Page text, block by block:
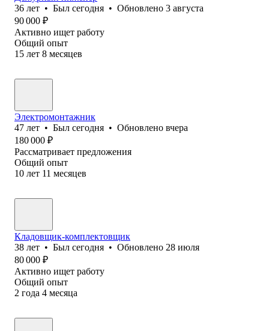
36 лет • Был сегодня • Обновлено 3 августа
90 000 ₽
Активно ищет работу
Общий опыт
15 лет 8 месяцев
Электромонтажник
47 лет • Был сегодня • Обновлено вчера
180 000 ₽
Рассматривает предложения
Общий опыт
10 лет 11 месяцев
Кладовщик-комплектовщик
38 лет • Был сегодня • Обновлено 28 июля
80 000 ₽
Активно ищет работу
Общий опыт
2 года 4 месяца